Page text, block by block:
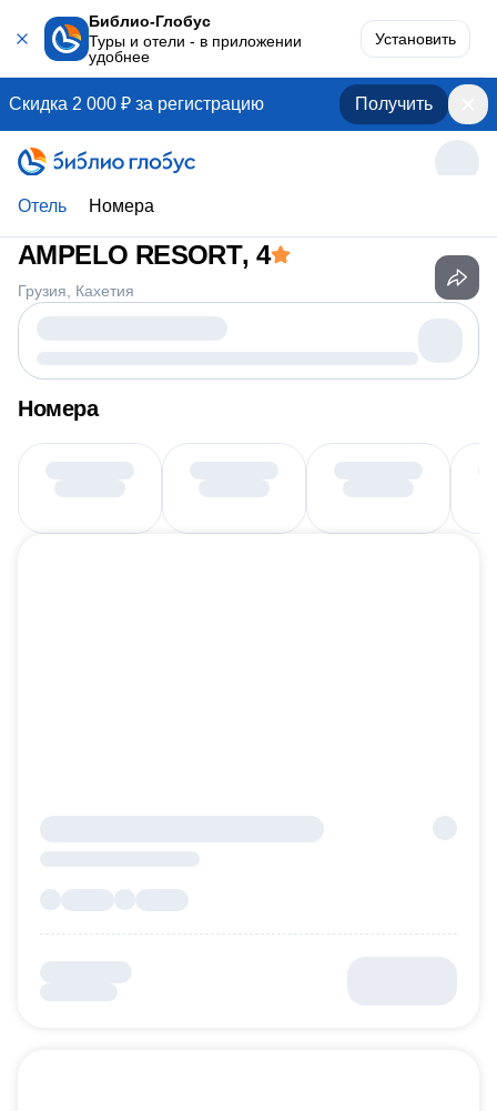
Библио-Глобус
Туры и отели - в приложении
удобнее
Установить
Скидка 2 000 ₽ за регистрацию Получить
Отель Номера
AMPELO RESORT, 4
Грузия Кахетия
Номера